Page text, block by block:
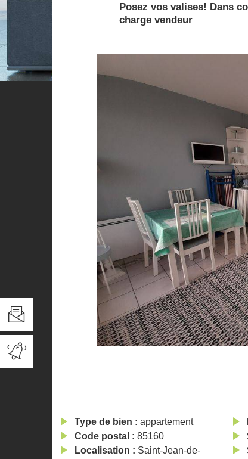
Posez vos valises! Dans
charge vendeur
Type de bien
appartement
Code postal
85160
Localisation
Saint-Jean-de-